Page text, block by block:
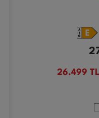
26.499 TL